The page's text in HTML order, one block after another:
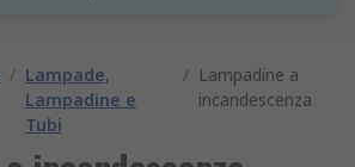
/ Lampade,
Lampadine e
Tubi
/ Lampadine a
incandescenza